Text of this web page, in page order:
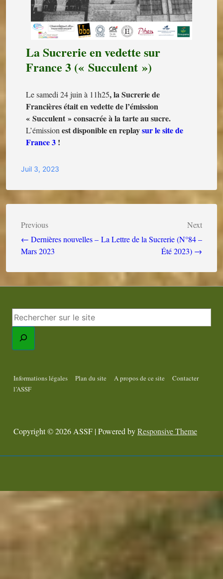
La Sucrerie en vedette sur
France 3 (« Succulent »)
Le samedi 24 juin à 11h25, la Sucrerie de
Francières était en vedette de l’émission
« Succulent » consacrée à la tarte au sucre.
L’émissionest disponible en replaysur le site de
France 3 !
Juil 3, 2023
Previous
← Dernières nouvelles –
Mars 2023
Next
La Lettre de la Sucrerie (N°84 –
Été 2023) →
Informations légales Plan du site A propos de ce site
Contacter
l’ASSF
Copyright © 2026ASSF | Powered byResponsive Theme